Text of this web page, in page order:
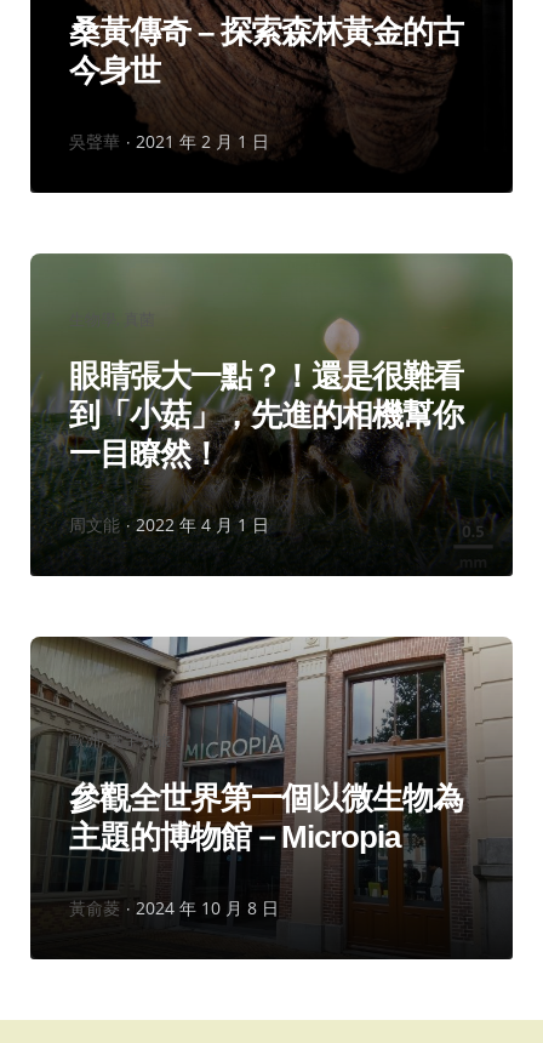
桑黃傳奇 – 探索森林黃金的古
今身世
作
吳聲華 2021 年 2 月 1 日
類：
眼睛張大一點？！還是很難看
到「小菇」，先進的相機幫你
一目瞭然！
作
者：
周文能 2022 年 4 月 1 日
分
類：
歐洲 寰宇知旅
參觀全世界第一個以微生物為
主題的博物館－Micropia
作
黃俞菱 2024 年 10 月 8 日